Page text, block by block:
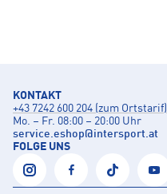
KONTAKT
+43 7242 600 204 (zum Ortstarif)
Mo. – Fr. 08:00 – 20:00 Uhr
service.eshop@intersport.at
FOLGE UNS